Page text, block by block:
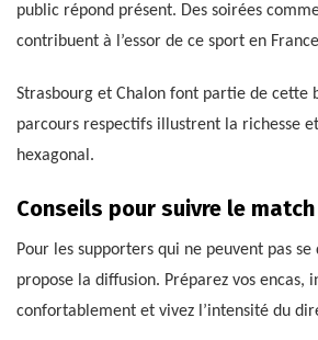
public répond présent. Des soirées
contribuent à l’essor de ce sport en
Strasbourg et Chalon font partie de cette
parcours respectifs illustrent la richesse
hexagonal.
Conseils pour suivre le match
Pour les supporters qui ne peuvent pas se
propose la diffusion. Préparez vos encas,
confortablement et vivez l’intensité du